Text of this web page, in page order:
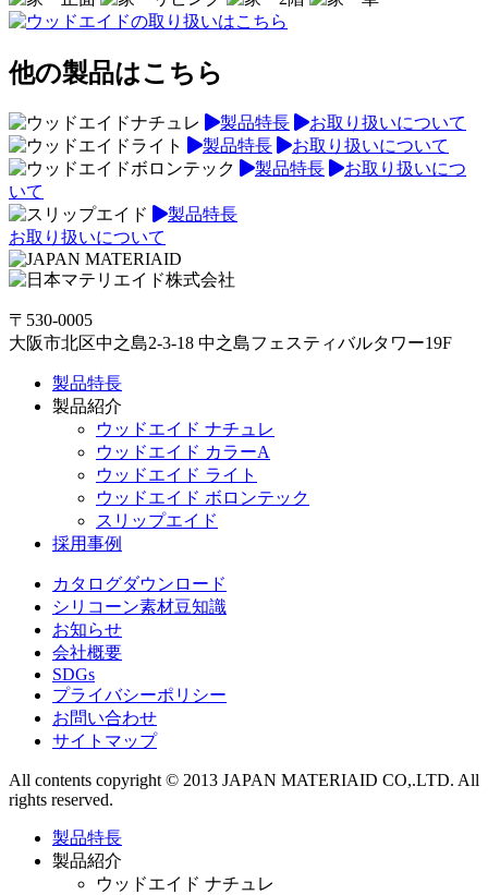
他の製品はこちら
製品特長
お取り扱いについて
製品特長
お取り扱いについて
製品特長
お取り扱いにつ
いて
製品特長
お取り扱いについて
〒530-0005
大阪市北区中之島2-3-18 中之島フェスティバルタワー19F
製品特長
製品紹介
ウッドエイド ナチュレ
ウッドエイド カラーA
ウッドエイド ライト
ウッドエイド ボロンテック
スリップエイド
採用事例
カタログダウンロード
シリコーン素材豆知識
お知らせ
会社概要
SDGs
プライバシーポリシー
お問い合わせ
サイトマップ
All contents copyright © 2013 JAPAN MATERIAID CO,.LTD. All
rights reserved.
製品特長
製品紹介
ウッドエイド ナチュレ